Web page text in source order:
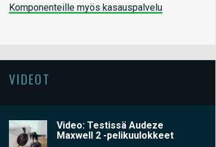
Komponenteille myös kasauspalvelu
VIDEOT
Video: Testissä Audeze
Maxwell 2 -pelikuulokkeet